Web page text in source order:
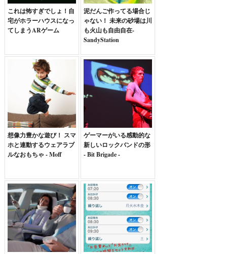
これは怖すぎでしょ！自
宅がホラーハウスになっ
てしまうARゲーム
泥だんご作ってる場合じ
ゃない！ 未来の砂場は川
も火山も自由自在-
SandyStation
想像力豊かな遊び！ スマ
ホと連動するウェアラブ
ルなおもちゃ - Moff
ゲーマーがいる感動的な
新しいロックバンドの形
- Bit Brigade -